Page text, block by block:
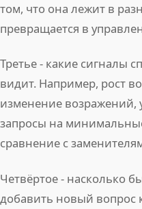
том, что она лежит в
превращается в
Третье - какие сигналы
видит. Например, рост
изменение возражений,
запросы на
сравнение с
Четвёртое - насколько
добавить новый вопрос